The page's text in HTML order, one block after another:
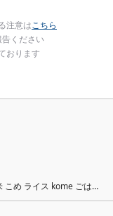
注意はこちら
ください
おります
こめ ライス kome ごはん